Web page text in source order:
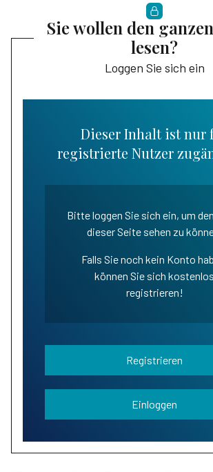
Sie wollen den
lesen?
Loggen Sie sich ein
Dieser Inhalt ist nur
registrierte Nutzer
Bitte loggen Sie sich ein, um
dieser Seite sehen zu
Falls Sie noch kein Konto
können Sie sich kostenlos
registrieren!
Registrieren
Einloggen